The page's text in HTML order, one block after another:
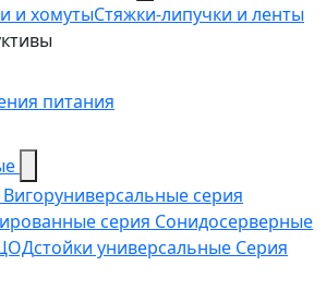
и хомутыСтяжки-липучки и ленты
питания
универсальные серия
серия Сонидосерверные
стойки универсальные Серия